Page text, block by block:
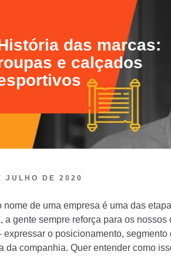
das marcas:
e calçados
JULHO DE 2020
nome de uma empresa é uma das
a gente sempre reforça para os
expressar o posicionamento,
da companhia. Quer entender como